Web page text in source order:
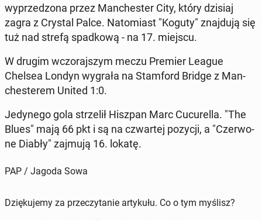
wy­prze­dzo­na przez Man­che­ster City, który dzisiaj
zagra z Crystal Palce. Na­to­miast "Koguty" znaj­du­ją się
tuż nad strefą spad­ko­wą - na 17. miejscu.
W drugim wczo­raj­szym meczu Premier League
Chelsea Londyn wygrała na Stam­ford Bridge z Man­
che­ste­rem United 1:0.
Je­dy­ne­go gola strze­lił Hiszpan Marc Cu­cu­rel­la. "The
Blues" mają 66 pkt i są na czwar­tej pozycji, a "Czer­wo­
ne Diabły" zajmują 16. lokatę.
PAP / Jagoda Sowa
Dziękujemy za przeczytanie artykułu. Co o tym myślisz?